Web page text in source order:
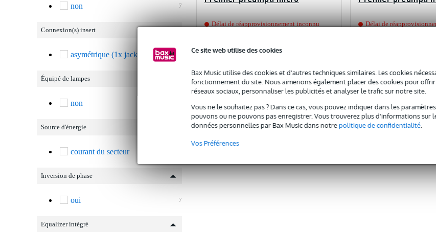
Ce site web utilise des cookies
Bax Music utilise des cookies et d'autres techniques similaires. Les cookies
fonctionnement du site. Nous aimerions également placer des cookies pour
réseaux sociaux, personnaliser les publicités et analyser le trafic sur notre site.
Vous ne le souhaitez pas ? Dans ce cas, vous pouvez indiquer dans les
pouvons ou ne pouvons pas enregistrer. Vous trouverez plus d'informations sur
données personnelles par Bax Music dans notrepolitique de confidentialité.
Vos Préférences
7
non
Connexion(s) insert
asymétrique (1x jack TRS)
Équipé de lampes
non
Source d'énergie
courant du secteur
Inversion de phase
7
oui
Equalizer intégré
Délai de réapprovisionnement inconnu
Prix public
Comparer
Ajouter au panier
Délai de
Comparer
Ajouter au